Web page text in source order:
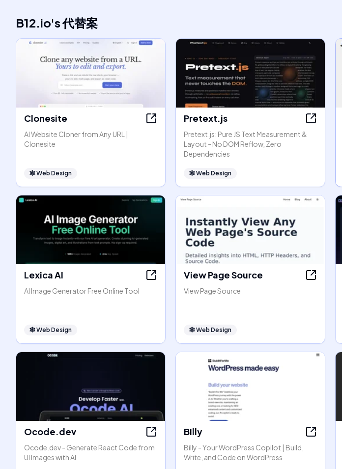
B12.io's代替案
Clonesite
AI Website Cloner from Any URL |
Clonesite
🕸Web Design
Pretext.js
Pretext.js: Pure JS Text Measurement &
Layout - No DOM Reflow, Zero
Dependencies
🕸Web Design
Lexica AI
AI Image Generator Free Online Tool
🕸Web Design
View Page Source
View Page Source
🕸Web Design
Ocode.dev
Ocode.dev - Generate React Code from
UI Images with AI
Billy
Billy - Your WordPress Copilot | Build,
Write, and Code on WordPress